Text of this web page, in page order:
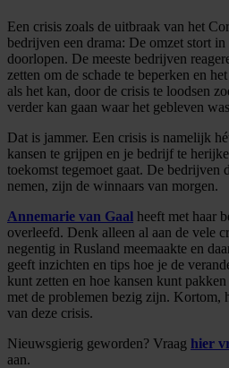
Een crisis zoals de uitbraak van het
bedrijven een drama: De omzet stort
doorlopen. De meeste bedrijven
zetten om de schade te beperken en
als het kan, door de crisis te loodsen
verder kan gaan waar het gebleven
Dat is jammer. Een crisis is namelijk
kansen te grijpen en je bedrijf te
toekomst tegemoet gaat. De bedrijven
nemen, zijn de winnaars van morgen.
Annemarie van Gaal heeft met haar
overleefd. Denk alleen al aan de vele
negentig in Rusland meemaakte en
geeft inzichten en tips hoe je de
kunt zetten en hoe kansen kunt
met de problemen bezig zijn. Kortom,
van deze crisis.
Nieuwsgierig geworden? Vraag hier
aan.